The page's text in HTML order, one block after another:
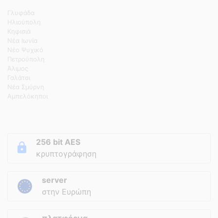
Γλυφάδα
Ηλιούπολη
Κηφισιά
Νέα Ιωνία
Νέο Ψυχικό
Πετρούπολη
Άλιμος
Γαλάτσι
Νέα Σμύρνη
Αμπελόκηποι
256 bit AES
κρυπτογράφηση
server
στην Ευρώπη